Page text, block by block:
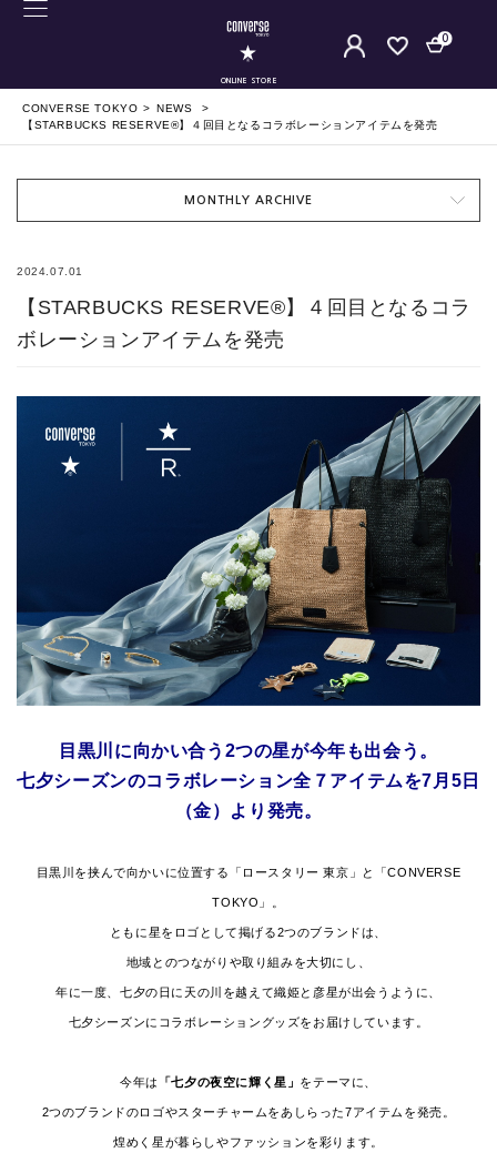
ONLINE STORE
0
CONVERSE TOKYO
NEWS
【STARBUCKS RESERVE®】４回目となるコラボレーションアイテムを発売
MONTHLY ARCHIVE
2024.07.01
【STARBUCKS RESERVE®】４回目となるコラ
ボレーションアイテムを発売
目黒川に向かい合う2つの星が今年も出会う。
七夕シーズンのコラボレーション全７アイテムを7月5日
（金）より発売。
目黒川を挟んで向かいに位置する「ロースタリー 東京」と「CONVERSE
TOKYO」。
ともに星をロゴとして掲げる2つのブランドは、
地域とのつながりや取り組みを大切にし、
年に一度、七夕の日に天の川を越えて織姫と彦星が出会うように、
七夕シーズンにコラボレーショングッズをお届けしています。
今年は 「七夕の夜空に輝く星」 をテーマに、
2つのブランドのロゴやスターチャームをあしらった7アイテムを発売。
煌めく星が暮らしやファッションを彩ります。